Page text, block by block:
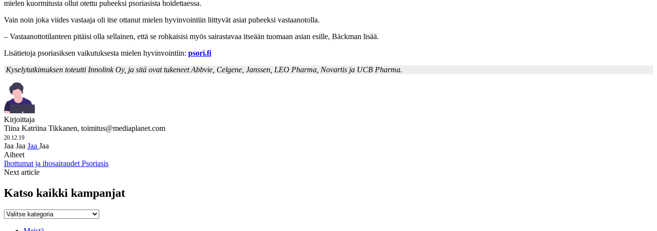
mielen kuormitusta ollut otettu puheeksi psoriasista hoidettaessa.
Vain noin joka viides vastaaja oli itse ottanut mielen hyvinvointiin liittyvät asiat puheeksi vastaanotolla.
– Vastaanottotilanteen pitäisi olla sellainen, että se rohkaisisi myös sairastavaa itseään tuomaan asian esille, Bäckman lisää.
Lisätietoja psoriasiksen vaikutuksesta mielen hyvinvointiin: psori.fi
Kyselytutkimuksen toteutti Innolink Oy, ja sitä ovat tukeneet Abbvie, Celgene, Janssen, LEO Pharma, Novartis ja UCB Pharma.
Kirjoittaja
Tiina Katriina Tikkanen, toimitus@mediaplanet.com
20.12.19
Jaa Jaa Jaa Jaa
Aiheet
Ihottumat ja ihosairaudet Psoriasis
Next article
Katso kaikki kampanjat
Katso